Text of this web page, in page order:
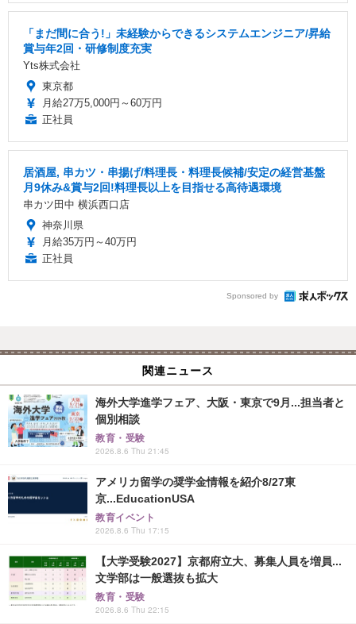
「まだ間に合う!」未経験からできるシステムエンジニア/昇給
賞与年2回・研修制度充実
Yts株式会社
東京都
月給27万5,000円～60万円
正社員
居酒屋, 串カツ・串揚げ/料理長・料理長候補/安定の経営基盤
月9休み&賞与2回!料理長以上を目指せる高待遇環境
串カツ田中 横浜西口店
神奈川県
月給35万円～40万円
正社員
Sponsored by
関連ニュース
海外大学進学フェア、大阪・東京で9月...担当者と
個別相談
教育・受験
2026.8.6 Thu 21:45
アメリカ留学の奨学金情報を紹介8/27東
京...EducationUSA
教育イベント
2026.8.6 Thu 17:15
【大学受験2027】京都府立大、募集人員を増員...
文学部は一般選抜も拡大
教育・受験
2026.8.6 Thu 22:15